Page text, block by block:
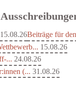
15.08.26Beiträge für
15.08.26
... 24.08.26
(... 31.08.26